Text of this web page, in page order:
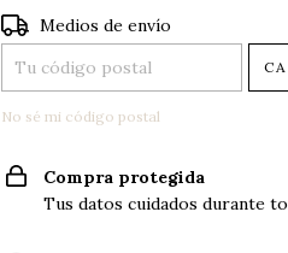
Entregas para el CP:
Medios de envío
No sé mi código postal
Compra protegida
Tus datos cuidados durante